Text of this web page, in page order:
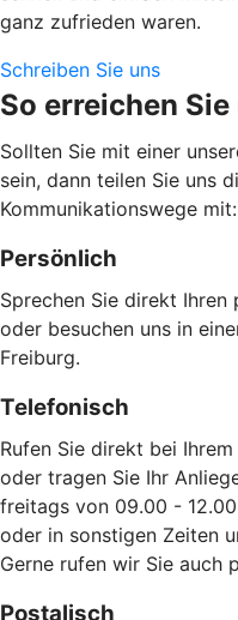
ganz zufrieden waren.
Schreiben Sie uns
So erreichen Sie
Sollten Sie mit einer
sein, dann teilen Sie uns
Kommunikationswege mit:
Persönlich
Sprechen Sie direkt Ihren
oder besuchen uns in
Freiburg.
Telefonisch
Rufen Sie direkt bei
oder tragen Sie Ihr
freitags von 09.00 -
oder in sonstigen Zeiten
Gerne rufen wir Sie auch
Postalisch